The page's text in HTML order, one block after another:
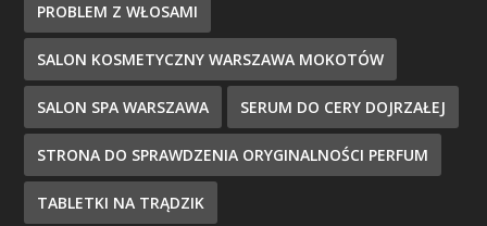
PROBLEM Z WŁOSAMI
SALON KOSMETYCZNY WARSZAWA MOKOTÓW
SALON SPA WARSZAWA SERUM DO CERY DOJRZAŁEJ
STRONA DO SPRAWDZENIA ORYGINALNOŚCI PERFUM
TABLETKI NA TRĄDZIK